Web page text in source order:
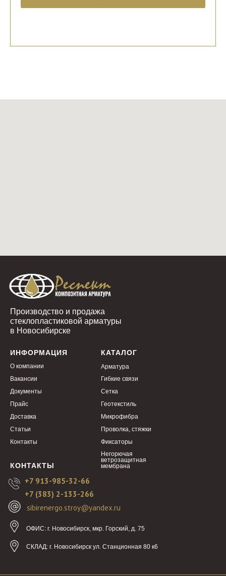
ИНФОРМАЦИЯ КАТАЛОГ
Производство и продажа
стеклопластиковой арматуры
в Новосибирске
+7 913-985-32-66
КОНТАКТЫ
sibirenergo.stroy@yandex.ru
ОФИС: г. Новосибирск, мкр. Горский, д. 75
СКЛАД: г. Новосибирск ул. Станционная 80 к6
+7 (383) 2-133-266
О компании
Вакансии
Документы
Прайс
Доставка
Статьи
Арматура
Гибкие связи
Сетка
Геотекстиль
Микрофибра
Проволка, стяжки
Фиксаторы
Негорючая
ветрозащитная
мембрана
Контакты